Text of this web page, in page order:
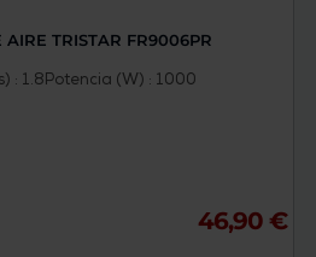
AIRE TRISTAR FR9006PR
: 1.8Potencia (W) : 1000
46,90 €